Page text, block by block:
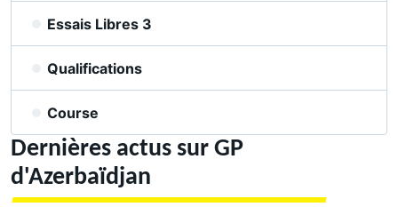
Essais Libres 3
Qualifications
Course
Dernières actus sur GP
d'Azerbaïdjan